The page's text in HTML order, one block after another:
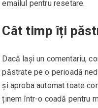
emailul pentru resetare.
Cât timp îți
Dacă lași un comentariu,
păstrate pe o perioadă
și aproba automat toate
ținem într-o coadă pentru